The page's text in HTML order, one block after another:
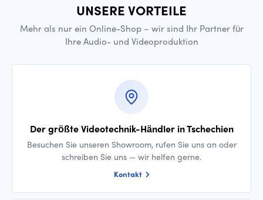
UNSERE VORTEILE
Mehr als nur ein Online-Shop – wir sind Ihr Partner für
Ihre Audio- und Videoproduktion
Der größte Videotechnik-Händler in Tschechien
Besuchen Sie unseren Showroom, rufen Sie uns an oder
schreiben Sie uns — wir helfen gerne.
Kontakt